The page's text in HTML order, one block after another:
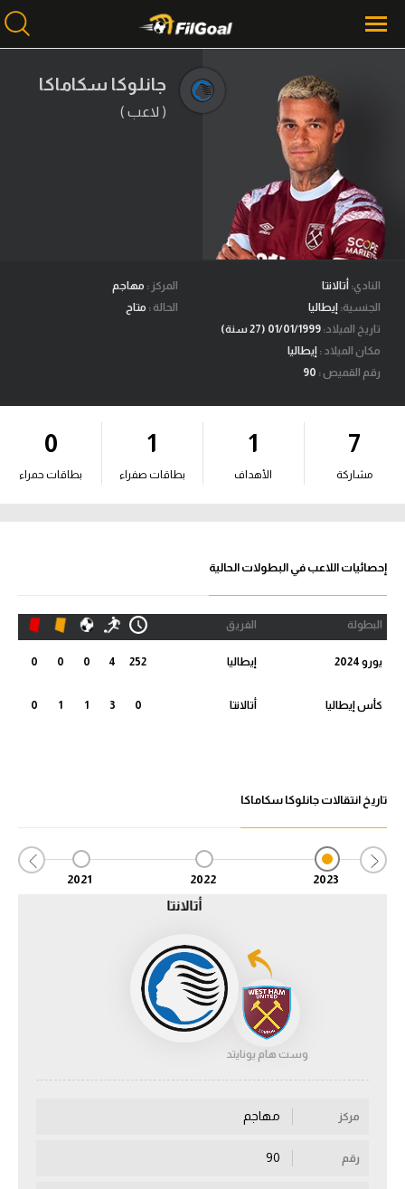
محتوى إخباري
الرئيسية
أخبار
مباريات
ميركاتو
فانتازي في الجول
مسابقة التوقعات
فيديوهات
آراء حرة
ركن الألعاب
الدوري المصري
الدوري الإنجليزي الممتاز
الدوري الفرنسي
الدوري السعودي للمحترفين
دوري أبطال أوروبا
الكرة الإفريقية
جانلوكا سكاماكا
( لاعب )
النادي: أتالانتا
الجنسية: إيطاليا
تاريخ الميلاد:
مكان الميلاد : إيطاليا
رقم القميص :
المركز : مهاجم
الحالة : متاح
7
مشاركة
1
الأهداف
1
بطاقات صفراء
0
بطاقات حمراء
إحصائيات اللاعب في البطولات الحالية
البطولة الفريق
يورو 2024 إيطاليا 252
4
0
0
0
كأس إيطاليا أتالانتا 0
3
1
1
0
تاريخ انتقالات جانلوكا سكاماكا
2023
2022
2021
أتالانتا
وست هام يونايتد
مركز مهاجم
رقم